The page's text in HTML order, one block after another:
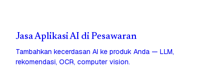
Jasa Aplikasi AI di Pesawaran
Tambahkan kecerdasan AI ke produk Anda — LLM,
rekomendasi, OCR, computer vision.